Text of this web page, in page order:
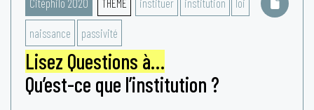
naissance passivité
Lisez Questions à…
Qu’est-ce que l’institution ?